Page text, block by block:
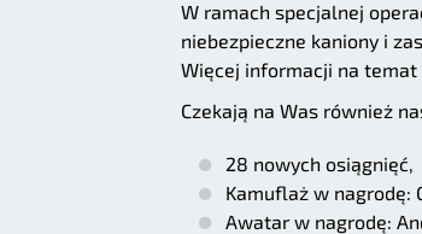
W ramach specjalnej
niebezpieczne kaniony i
Więcej informacji na
Czekają na Was również
28 nowych osiągnięć,
Kamuflaż w nagrodę:
Awatar w nagrodę: